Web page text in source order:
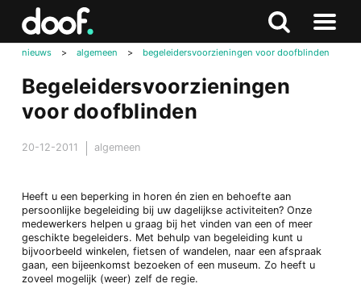
Zoeken
Naar
menu
nieuws > algemeen > begeleidersvoorzieningen voor doofblinden
Begeleidersvoorzieningen
voor doofblinden
20-12-2011 algemeen
Heeft u een beperking in horen én zien en behoefte aan
persoonlijke begeleiding bij uw dagelijkse activiteiten? Onze
medewerkers helpen u graag bij het vinden van een of meer
geschikte begeleiders. Met behulp van begeleiding kunt u
bijvoorbeeld winkelen, fietsen of wandelen, naar een afspraak
gaan, een bijeenkomst bezoeken of een museum. Zo heeft u
zoveel mogelijk (weer) zelf de regie.
Doof.nl
Zoeken
naar